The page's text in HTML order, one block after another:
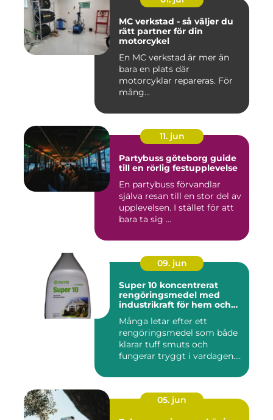
MC verkstad - så väljer du
rätt partner för din
motorcykel
En MC verkstad är mer än
bara en plats där
motorcyklar repareras. För
mång...
11. jun
Partybuss göteborg guide
till en rörlig festupplevelse
En partybuss förvandlar
själva resan till en stor del av
upplevelsen. I stället för att
bara ta sig ...
09. jun
Super 10 koncentrerat
rengöringsmedel med
industrikraft för hem och
Många letar efter ett
rengöringsmedel som både
klarar tuff smuts och
fungerar tryggt i vardagen.
05. jun